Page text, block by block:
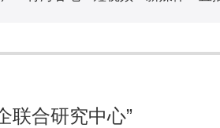
联合研究中心”